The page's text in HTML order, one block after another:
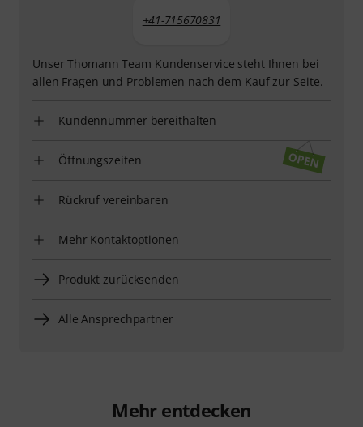
+41-715670831
Unser Thomann Team Kundenservice steht Ihnen bei
allen Fragen und Problemen nach dem Kauf zur Seite.
Kundennummer bereithalten
Öffnungszeiten
Rückruf vereinbaren
Mehr Kontaktoptionen
Produkt zurücksenden
Alle Ansprechpartner
Mehr entdecken